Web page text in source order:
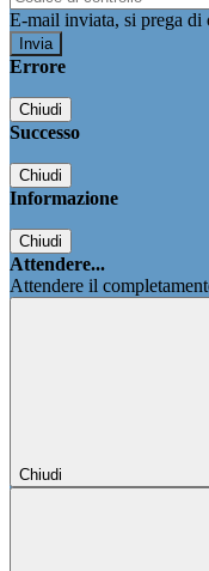
E-mail inviata, si prega di
Errore
Chiudi
Successo
Chiudi
Informazione
Chiudi
Attendere...
Attendere il
Chiudi